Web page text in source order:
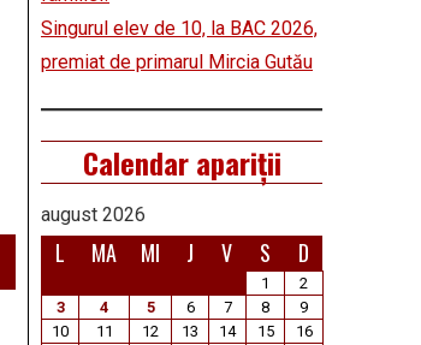
Singurul elev de 10, la BAC 2026,
premiat de primarul Mircia Gutău
Calendar apariții
august 2026
L MA MI J V S D
1
2
3
4 5 6 7 8
9
10
11 12 13 14 15
16